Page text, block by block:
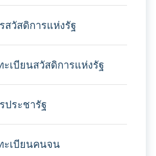
สวัสดิการแห่งรัฐ
ะเบียนสวัสดิการแห่งรัฐ
ประชารัฐ
ะเบียนคนจน